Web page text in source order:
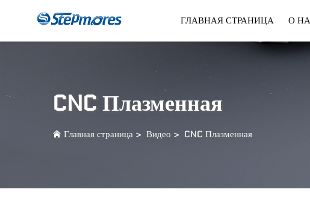
ГЛАВНАЯ СТРАНИЦА О
CNC Плазменная
Главная страница > Видео > CNC Плазменная